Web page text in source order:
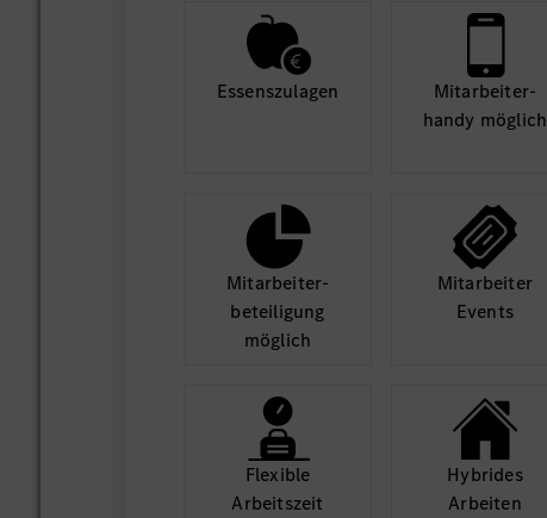
Essens­zulagen
Mit­arbeiter­
handy möglich
Mit­arbeiter­
beteili­gung
möglich
Mit­arbeiter
Events
Flexible
Arbeits­zeit
Hybrides
Arbeiten